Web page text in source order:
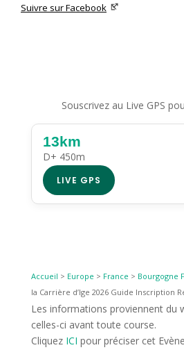
Suivre sur Facebook
Souscrivez au Live GPS
13km
D+ 450m
LIVE GPS
Accueil > Europe > France > Bourgogne
la Carrière d’Ige 2026 Guide Inscription
Les informations proviennent du
celles-ci avant toute course.
Cliquez ICI pour préciser cet